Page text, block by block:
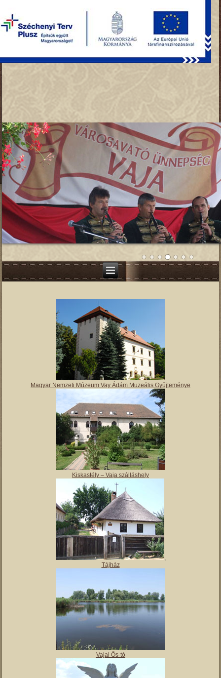
Magyar Nemzeti Múzeum Vay Ádám Muzeális Gyűjteménye
Kiskastély – Vaja szálláshely
,
Tájház
Vajai Ős-tó